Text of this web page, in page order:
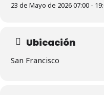
23 de Mayo de 2026 07:00 -
Ubicación
San Francisco